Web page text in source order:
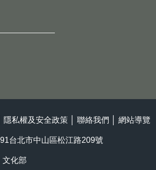
隱私權及安全政策 聯絡我們 網站導覽
台北市中山區松江路209號
文化部